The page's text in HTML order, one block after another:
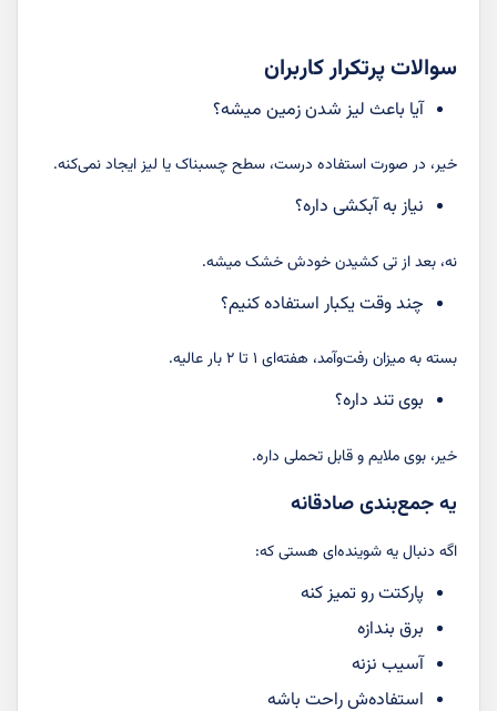
سوالات پرتکرار کاربران
آیا باعث لیز شدن زمین میشه؟
خیر، در صورت استفاده درست، سطح چسبناک یا لیز ایجاد نمی‌کنه.
نیاز به آبکشی داره؟
نه، بعد از تی کشیدن خودش خشک میشه.
چند وقت یکبار استفاده کنیم؟
بسته به میزان رفت‌وآمد، هفته‌ای ۱ تا ۲ بار عالیه.
بوی تند داره؟
خیر، بوی ملایم و قابل تحملی داره.
یه جمع‌بندی صادقانه
اگه دنبال یه شوینده‌ای هستی که:
پارکتت رو تمیز کنه
برق بندازه
آسیب نزنه
استفاده‌ش راحت باشه